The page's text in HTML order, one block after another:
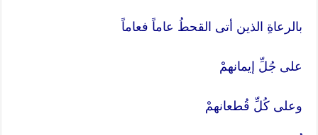
بالرعاةِ الذين أتى القحطُ عاماً فعاماً
على جُلِّ إيمانهمْ
وعلى كُلِّ قُطعانهمْ